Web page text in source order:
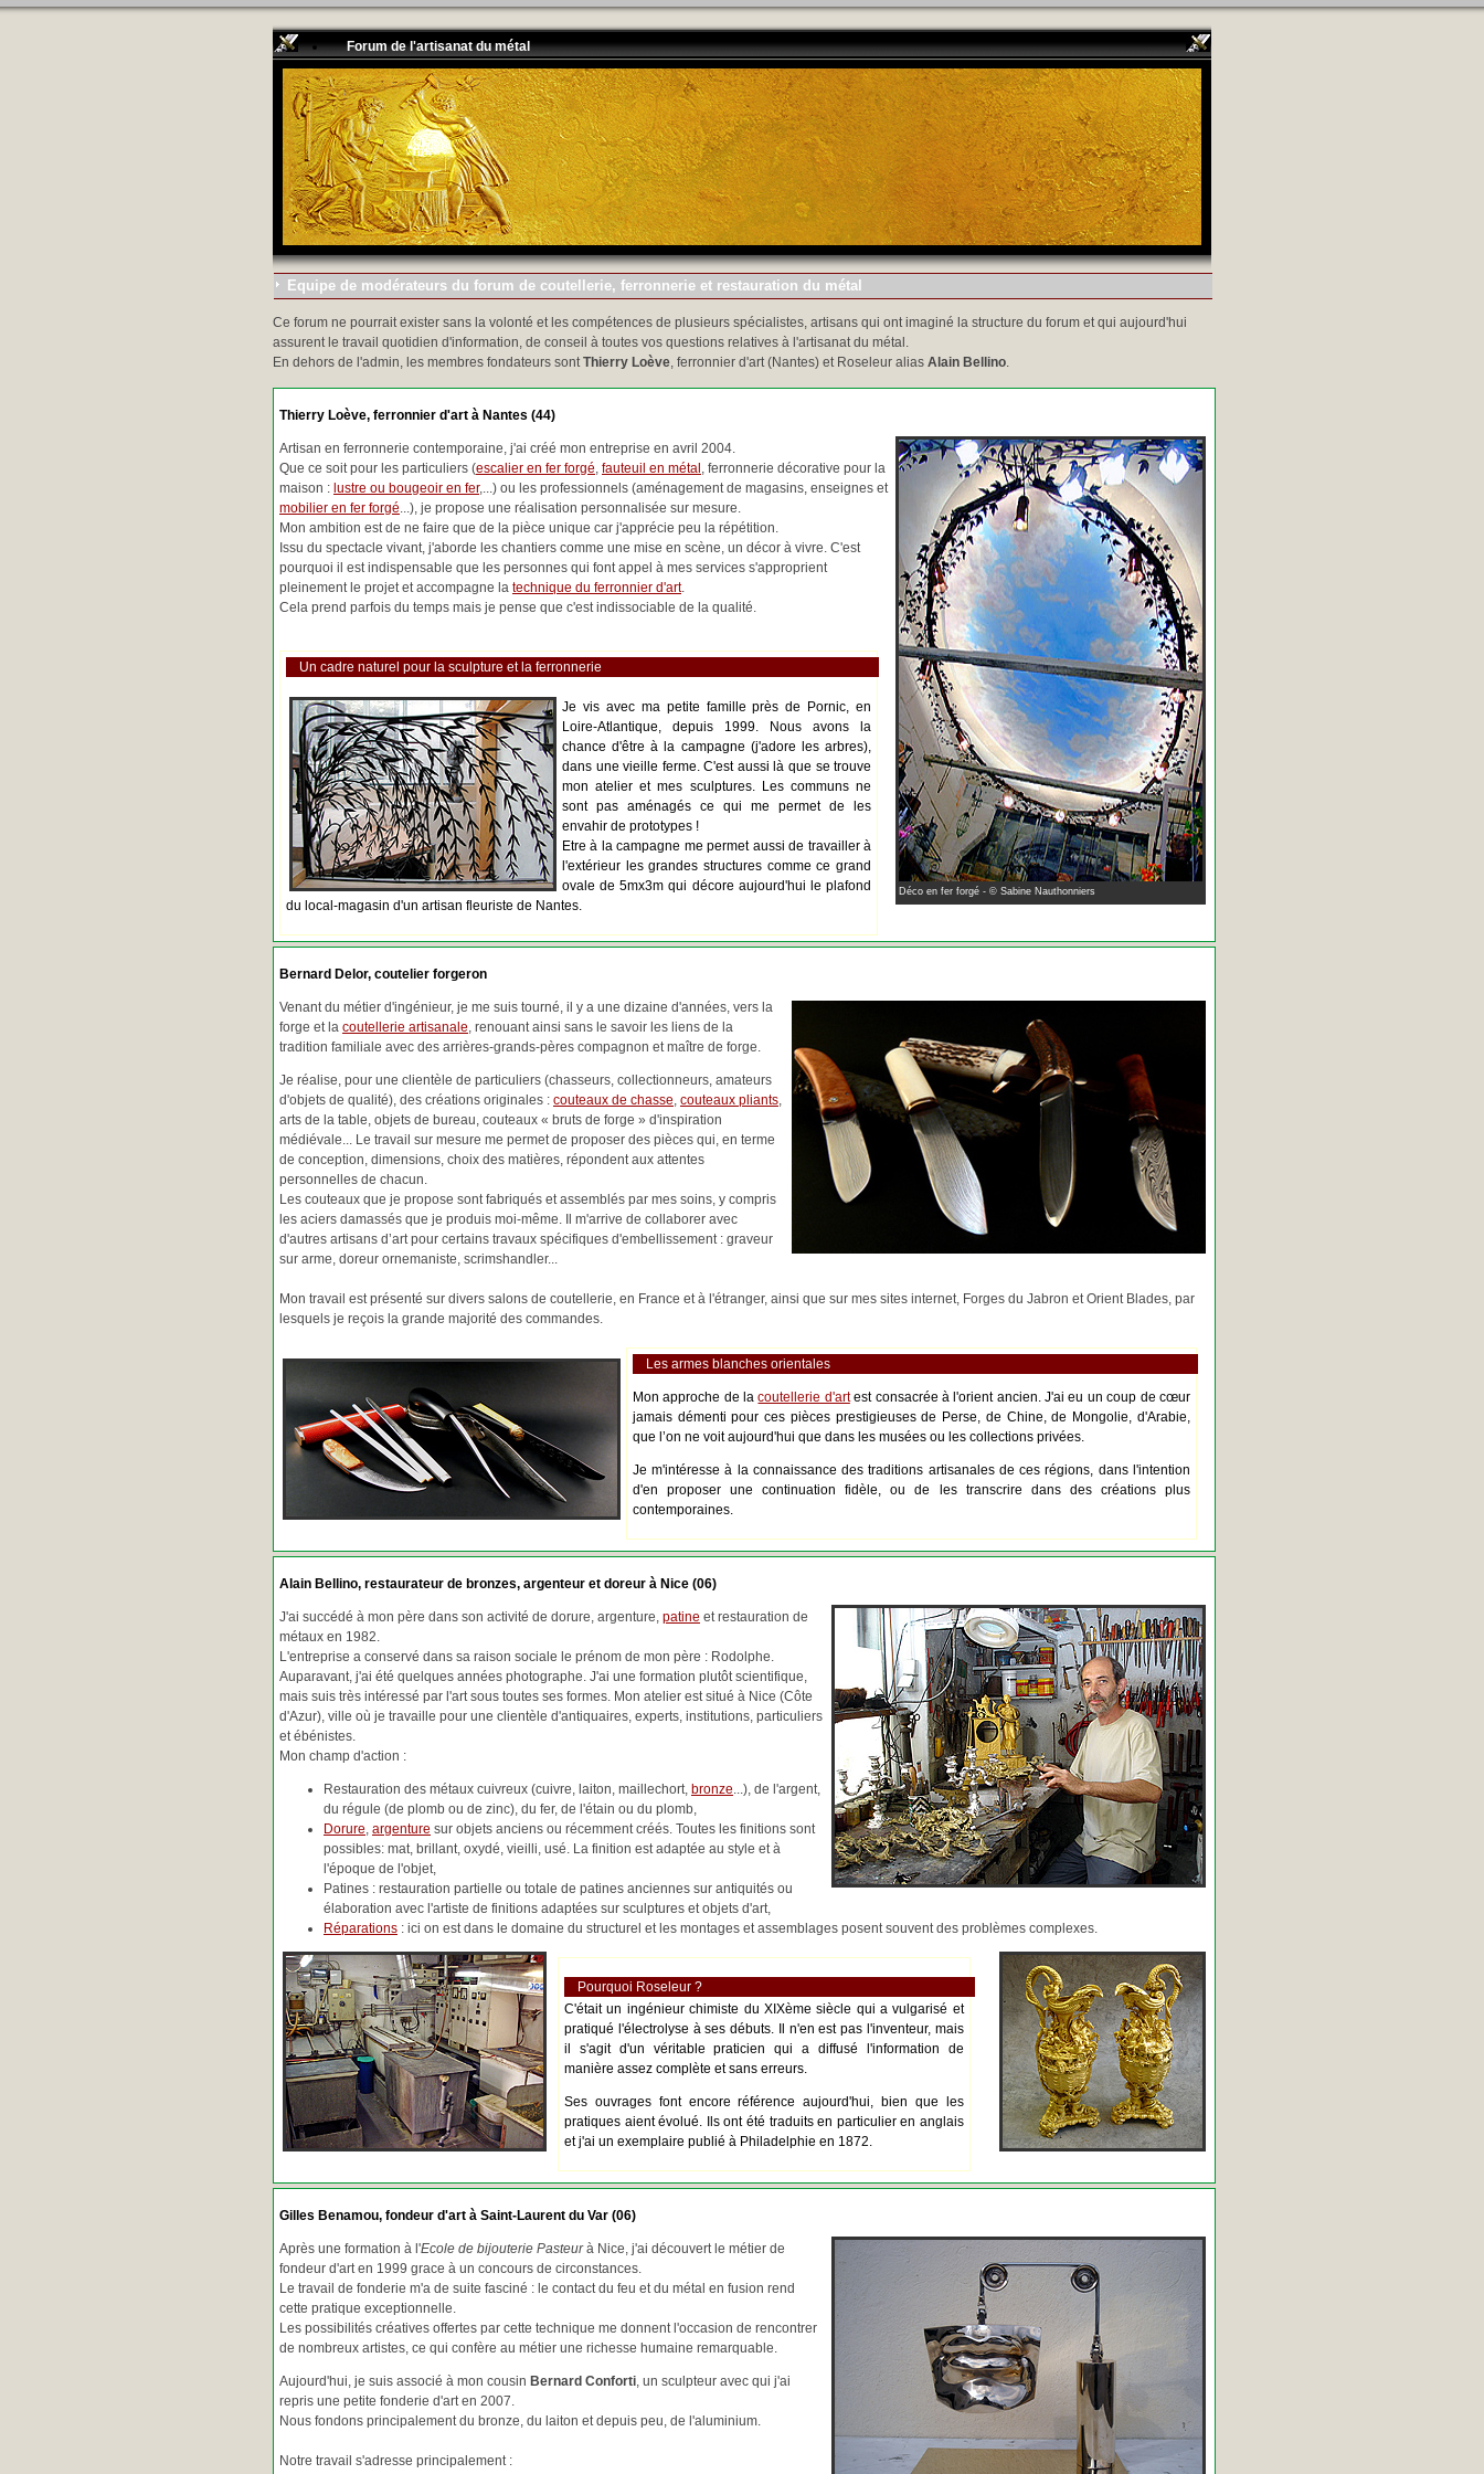
Forum de l'artisanat du métal
Equipe de modérateurs du forum de coutellerie, ferronnerie et restauration du métal
Ce forum ne pourrait exister sans la volonté et les compétences de plusieurs spécialistes, artisans qui ont imaginé la structure du forum et qui aujourd'hui
assurent le travail quotidien d'information, de conseil à toutes vos questions relatives à l'artisanat du métal.
En dehors de l'admin, les membres fondateurs sontThierry Loève, ferronnier d'art (Nantes) et Roseleur alias Alain Bellino.
Thierry Loève, ferronnier d'art à Nantes (44)
Déco en fer forgé - © Sabine Nauthonniers
Artisan en ferronnerie contemporaine, j'ai créé mon entreprise en avril 2004.
Que ce soit pour les particuliers (escalier en fer forgé, fauteuil en métal , ferronnerie décorative pour la
maison : lustre ou bougeoir en fer,...) ou les professionnels (aménagement de magasins, enseignes et
mobilier en fer forgé...), je propose une réalisation personnalisée sur mesure.
Mon ambition est de ne faire que de la pièce unique car j'apprécie peu la répétition.
Issu du spectacle vivant, j'aborde les chantiers comme une mise en scène, un décor à vivre. C'est
pourquoi il est indispensable que les personnes qui font appel à mes services s'approprient
pleinement le projet et accompagne la technique du ferronnier d'art.
Cela prend parfois du temps mais je pense que c'est indissociable de la qualité.
Un cadre naturel pour la sculpture et la ferronnerie
Je vis avec ma petite famille près de Pornic, en
Loire-Atlantique, depuis 1999. Nous avons la
chance d'être à la campagne (j'adore les arbres),
dans une vieille ferme. C'est aussi là que se trouve
mon atelier et mes sculptures. Les communs ne
sont pas aménagés ce qui me permet de les
envahir de prototypes !
Etre à la campagne me permet aussi de travailler à
l'extérieur les grandes structures comme ce grand
ovale de 5mx3m qui décore aujourd'hui le plafond
du local-magasin d'un artisan fleuriste de Nantes.
Bernard Delor, coutelier forgeron
Venant du métier d'ingénieur, je me suis tourné, il y a une dizaine d'années, vers la
forge et la coutellerie artisanale, renouant ainsi sans le savoir les liens de la
tradition familiale avec des arrières-grands-pères compagnon et maître de forge.
Je réalise, pour une clientèle de particuliers (chasseurs, collectionneurs, amateurs
d'objets de qualité), des créations originales : couteaux de chasse, couteaux pliants,
arts de la table, objets de bureau, couteaux « bruts de forge » d'inspiration
médiévale... Le travail sur mesure me permet de proposer des pièces qui, en terme
de conception, dimensions, choix des matières, répondent aux attentes
personnelles de chacun.
Les couteaux que je propose sont fabriqués et assemblés par mes soins, y compris
les aciers damassés que je produis moi-même. Il m'arrive de collaborer avec
d'autres artisans d’art pour certains travaux spécifiques d'embellissement : graveur
sur arme, doreur ornemaniste, scrimshandler...
Mon travail est présenté sur divers salons de coutellerie, en France et à l'étranger, ainsi que sur mes sites internet, Forges du Jabron et Orient Blades, par
lesquels je reçois la grande majorité des commandes.
Les armes blanches orientales
Mon approche de lacoutellerie d'artest consacrée à l'orient ancien. J'ai eu un coup de cœur
jamais démenti pour ces pièces prestigieuses de Perse, de Chine, de Mongolie, d'Arabie,
que l’on ne voit aujourd'hui que dans les musées ou les collections privées.
Je m'intéresse à la connaissance des traditions artisanales de ces régions, dans l'intention
d'en proposer une continuation fidèle, ou de les transcrire dans des créations plus
contemporaines.
Alain Bellino, restaurateur de bronzes, argenteur et doreur à Nice (06)
J'ai succédé à mon père dans son activité de dorure, argenture, patine et restauration de
métaux en 1982.
L'entreprise a conservé dans sa raison sociale le prénom de mon père : Rodolphe.
Auparavant, j'ai été quelques années photographe. J'ai une formation plutôt scientifique,
mais suis très intéressé par l'art sous toutes ses formes. Mon atelier est situé à Nice (Côte
d'Azur), ville où je travaille pour une clientèle d'antiquaires, experts, institutions, particuliers
et ébénistes.
Mon champ d'action :
Restauration des métaux cuivreux (cuivre, laiton, maillechort, bronze...), de l'argent,
du régule (de plomb ou de zinc), du fer, de l'étain ou du plomb,
Dorure, argenture sur objets anciens ou récemment créés. Toutes les finitions sont
possibles: mat, brillant, oxydé, vieilli, usé. La finition est adaptée au style et à
l'époque de l'objet,
Patines : restauration partielle ou totale de patines anciennes sur antiquités ou
élaboration avec l'artiste de finitions adaptées sur sculptures et objets d'art,
Réparations : ici on est dans le domaine du structurel et les montages et assemblages posent souvent des problèmes complexes.
Pourquoi Roseleur ?
C'était un ingénieur chimiste du XIXème siècle qui a vulgarisé et
pratiqué l'électrolyse à ses débuts. Il n'en est pas l'inventeur, mais
il s'agit d'un véritable praticien qui a diffusé l'information de
manière assez complète et sans erreurs.
Ses ouvrages font encore référence aujourd'hui, bien que les
pratiques aient évolué. Ils ont été traduits en particulier en anglais
et j'ai un exemplaire publié à Philadelphie en 1872.
Gilles Benamou, fondeur d'art à Saint-Laurent du Var (06)
Après une formation à l'Ecole de bijouterie Pasteurà Nice, j'ai découvert le métier de
fondeur d'art en 1999 grace à un concours de circonstances.
Le travail de fonderie m'a de suite fasciné : le contact du feu et du métal en fusion rend
cette pratique exceptionnelle.
Les possibilités créatives offertes par cette technique me donnent l'occasion de rencontrer
de nombreux artistes, ce qui confère au métier une richesse humaine remarquable.
Aujourd'hui, je suis associé à mon cousin Bernard Conforti, un sculpteur avec qui j'ai
repris une petite fonderie d'art en 2007.
Nous fondons principalement du bronze, du laiton et depuis peu, de l'aluminium.
Notre travail s'adresse principalement :